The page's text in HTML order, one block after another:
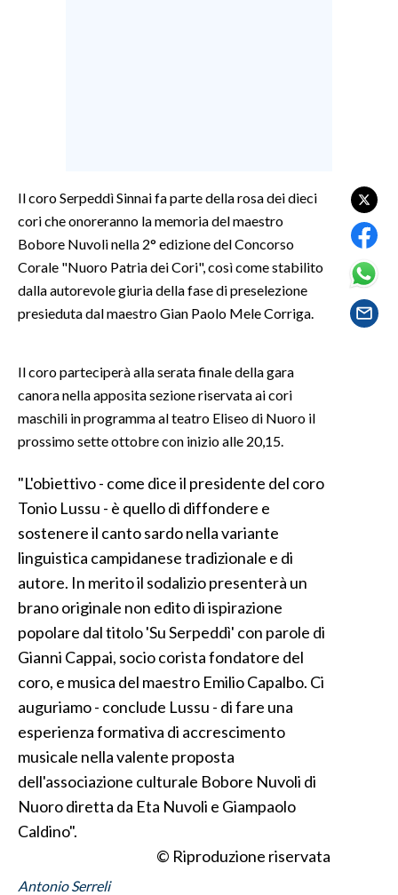
SPETTACOLI
GOSSIP
SARDI NEL MONDO
NOTIZIE
EVENTI
#CARAUNIONE
3 MINUTI CON
INFO AZIENDE
ABBONATI
NECROLOGI
PUBBLICITÀ
SPIAGGE
STORE
Il coro Serpeddì Sinnai fa parte della rosa dei dieci
cori che onoreranno la memoria del maestro
Bobore Nuvoli nella 2° edizione del Concorso
Corale "Nuoro Patria dei Cori", così come stabilito
dalla autorevole giuria della fase di preselezione
presieduta dal maestro Gian Paolo Mele Corriga.
Il coro parteciperà alla serata finale della gara
canora nella apposita sezione riservata ai cori
maschili in programma al teatro Eliseo di Nuoro il
prossimo sette ottobre con inizio alle 20,15.
"L'obiettivo - come dice il presidente del coro
Tonio Lussu - è quello di diffondere e
sostenere il canto sardo nella variante
linguistica campidanese tradizionale e di
autore. In merito il sodalizio presenterà un
brano originale non edito di ispirazione
popolare dal titolo 'Su Serpeddì' con parole di
Gianni Cappai, socio corista fondatore del
coro, e musica del maestro Emilio Capalbo. Ci
auguriamo - conclude Lussu - di fare una
esperienza formativa di accrescimento
musicale nella valente proposta
dell'associazione culturale Bobore Nuvoli di
Nuoro diretta da Eta Nuvoli e Giampaolo
Caldino".
© Riproduzione riservata
Antonio Serreli